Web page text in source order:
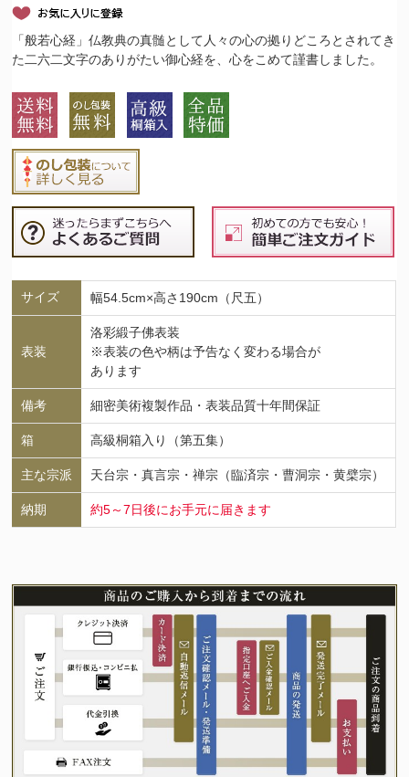
「般若心経」仏教典の真髄として人々の心の拠りどころとされてき
た二六二文字のありがたい御心経を、心をこめて謹書しました。
サイズ 幅54.5cm×高さ190cm（尺五）
表装
洛彩緞子佛表装
※表装の色や柄は予告なく変わる場合が
あります
備考 細密美術複製作品・表装品質十年間保証
箱 高級桐箱入り（第五集）
主な宗派 天台宗・真言宗・禅宗（臨済宗・曹洞宗・黄檗宗）
納期 約5～7日後にお手元に届きます